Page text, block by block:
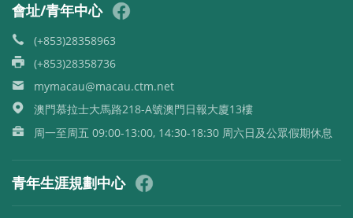
會址/青年中心
(+853)28358963
(+853)28358736
mymacau@macau.ctm.net
澳門慕拉士大馬路218-A號澳門日報大廈13樓
周一至周五 09:00-13:00, 14:30-18:30 周六日及公眾假期休息
青年生涯規劃中心